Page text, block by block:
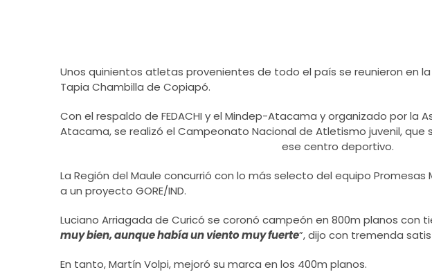
Unos quinientos atletas provenientes de todo el país se reunieron en
Tapia Chambilla de Copiapó.
Con el respaldo de FEDACHI y el Mindep-Atacama y organizado por la
Atacama, se realizó el Campeonato Nacional de Atletismo juvenil, que
ese centro deportivo.
La Región del Maule concurrió con lo más selecto del equipo
a un proyecto GORE/IND.
Luciano Arriagada de Curicó se coronó campeón en 800m planos con
muy bien, aunque había un viento muy fuerte”, dijo con tremenda
En tanto, Martín Volpi, mejoró su marca en los 400m planos.